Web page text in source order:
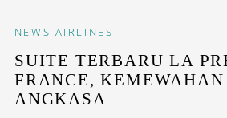
NEWS AIRLINES
SUITE TERBARU LA
FRANCE,
ANGKASA